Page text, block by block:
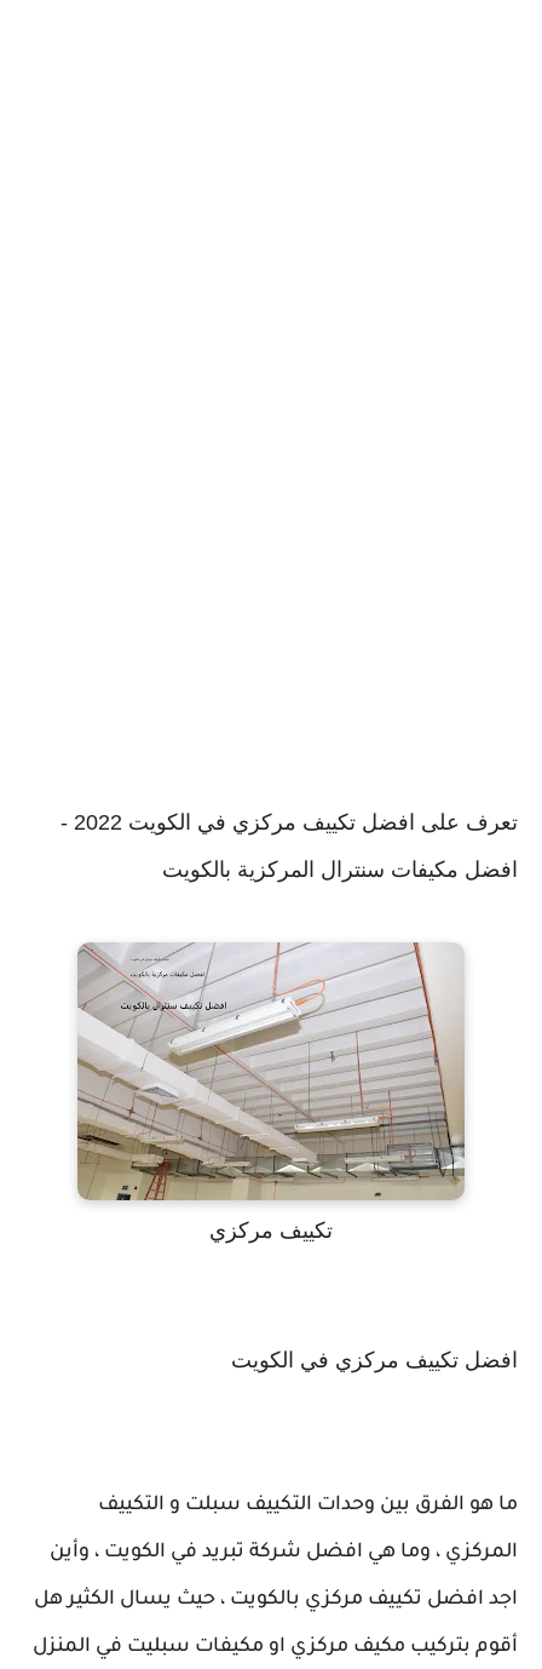
تعرف على افضل تكييف مركزي في الكويت 2022 -
افضل مكيفات سنترال المركزية بالكويت
تكييف مركزي
افضل تكييف مركزي في الكويت
ما هو الفرق بين وحدات التكييف سبلت و التكييف
المركزي ، وما هي افضل شركة تبريد في الكويت ، وأين
اجد افضل تكييف مركزي بالكويت ، حيث يسال الكثير هل
أقوم بتركيب مكيف مركزي او مكيفات سبليت في المنزل